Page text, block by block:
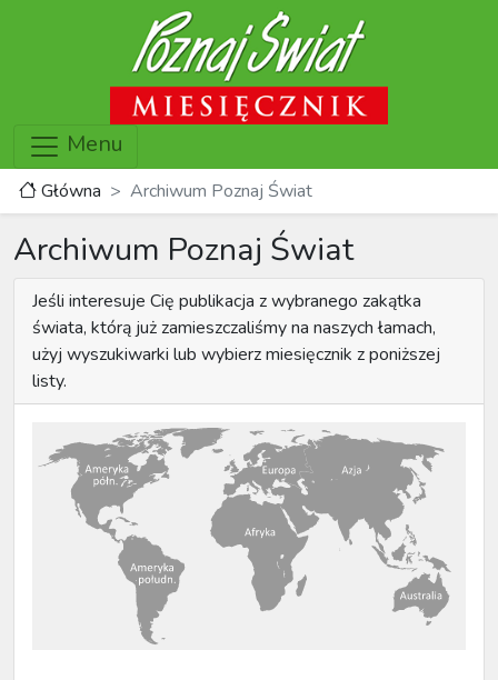
Menu
Główna Archiwum Poznaj Świat
Archiwum Poznaj Świat
Jeśli interesuje Cię publikacja z wybranego zakątka
świata, którą już zamieszczaliśmy na naszych łamach,
użyj wyszukiwarki lub wybierz miesięcznik z poniższej
listy.